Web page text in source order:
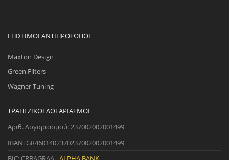
ΕΠΊΣΗΜΟΙ ΑΝΤΙΠΡΌΣΩΠΟΙ
Maxton Design
Green Filters
Wagner Tuning
ΤΡΑΠΕΖΙΚΟΊ ΛΟΓΑΡΙΑΣΜΟΊ
Αριθ. Λογαριασμού: 237002002001499
IBAN: GR4601402370237002002001499